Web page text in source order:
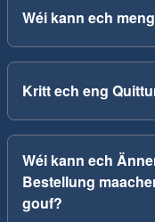
Wéi kann ech
Kritt ech eng
Wéi kann ech
Bestellung
gouf?